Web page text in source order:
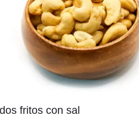
fritos con sal